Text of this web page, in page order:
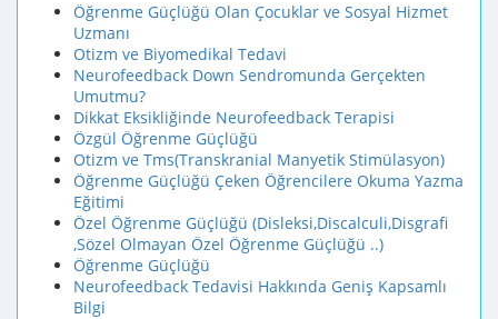
Öğrenme Güçlüğü Olan Çocuklar ve Sosyal Hizmet
Uzmanı
Otizm ve Biyomedikal Tedavi
Neurofeedback Down Sendromunda Gerçekten
Umutmu?
Dikkat Eksikliğinde Neurofeedback Terapisi
Özgül Öğrenme Güçlüğü
Otizm ve Tms(Transkranial Manyetik Stimülasyon)
Öğrenme Güçlüğü Çeken Öğrencilere Okuma Yazma
Eğitimi
Özel Öğrenme Güçlüğü (Disleksi,Discalculi,Disgrafi
,Sözel Olmayan Özel Öğrenme Güçlüğü ..)
Öğrenme Güçlüğü
Neurofeedback Tedavisi Hakkında Geniş Kapsamlı
Bilgi